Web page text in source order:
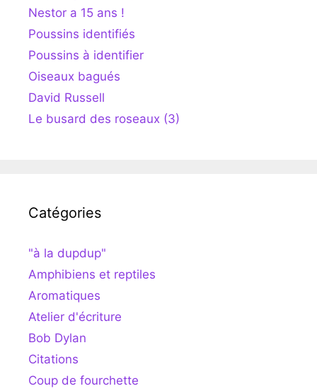
Nestor a 15 ans !
Poussins identifiés
Poussins à identifier
Oiseaux bagués
David Russell
Le busard des roseaux (3)
Catégories
"à la dupdup"
Amphibiens et reptiles
Aromatiques
Atelier d'écriture
Bob Dylan
Citations
Coup de fourchette